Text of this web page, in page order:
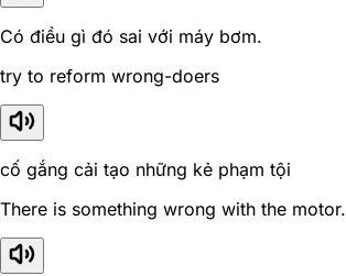
Có điều gì đó sai với máy bơm.
try to reform wrong-doers
cố gắng cải tạo những kẻ phạm tội
There is something wrong with the motor.